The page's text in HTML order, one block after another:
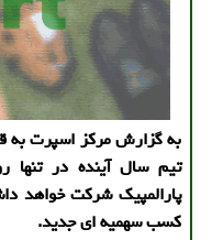
به گزارش مركز اسپرت به
تیم سال آینده در تنها
پارالمپیك شركت خواهد
كسب سهمیه ای جدید.